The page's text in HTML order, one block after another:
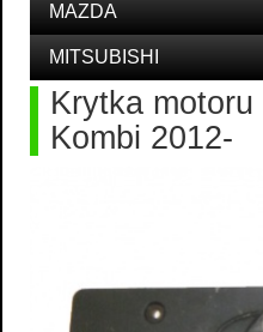
MAZDA
MITSUBISHI
Krytka
Kombi 2012-